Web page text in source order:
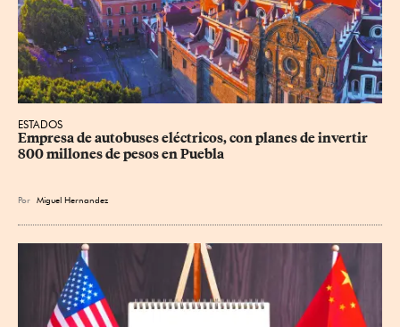
ESTADOS
Empresa de autobuses eléctricos, con planes de invertir
800 millones de pesos en Puebla
Por Miguel Hernandez